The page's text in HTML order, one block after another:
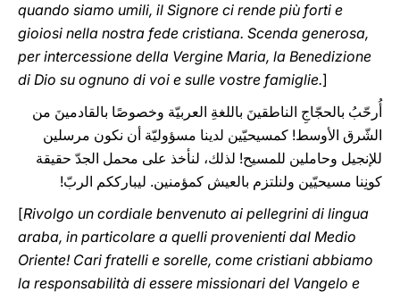
quando siamo umili, il Signore ci rende più forti e
gioiosi nella nostra fede cristiana. Scenda generosa,
per intercessione della Vergine Maria, la Benedizione
di Dio su ognuno di voi e sulle vostre famiglie.]
أُرحّبُ بالحجّاجِ الناطقينَ باللغةِ العربيّة وخصوصًا بالقادمينَ من
الشّرق الأوسط! كمسيحيّين لدينا مسؤوليّة أن نكون مرسلين
للإنجيل وحاملين للمسيح! لذلك، لنأخذ على محمل الجدّ حقيقة
كونِنا مسيحيّين ولنلتزم بالعيش كمؤمنين. ليبارككم الربّ!
[Rivolgo un cordiale benvenuto ai pellegrini di lingua
araba, in particolare a quelli provenienti dal Medio
Oriente! Cari fratelli e sorelle, come cristiani abbiamo
la responsabilità di essere missionari del Vangelo e